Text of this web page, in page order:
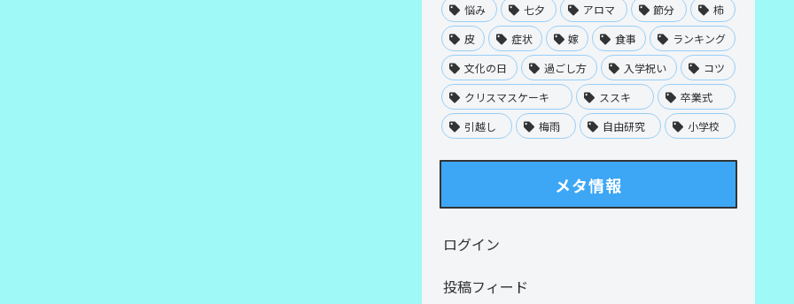
悩み
七夕 アロマ 節分
柿
皮
症状 嫁 食事
ランキング
文化の日
過ごし方 入学祝い
コツ
クリスマスケーキ
ススキ
卒業式
引越し
梅雨 自由研究 小学校
メタ情報
ログイン
投稿フィード